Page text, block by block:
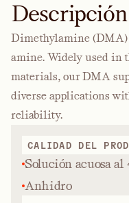
Descripción
Dimethylamine
amine. Widely used in
materials, our DMA
diverse applications
reliability.
CALIDAD DEL
Solución acuosa al
Anhidro